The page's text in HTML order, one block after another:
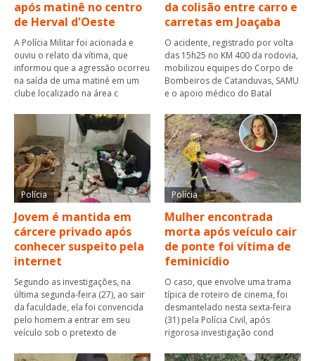
após matinê no centro
de Herval d'Oeste
A Polícia Militar foi acionada e
ouviu o relato da vítima, que
informou que a agressão ocorreu
na saída de uma matiné em um
clube localizado na área c
da colisão entre carro e
carretas em Joaçaba
O acidente, registrado por volta
das 15h25 no KM 400 da rodovia,
mobilizou equipes do Corpo de
Bombeiros de Catanduvas, SAMU
e o apoio médico do Batal
Polícia
Jovem é mantida em
cárcere privado após
conhecer suspeito pela
internet
Segundo as investigações, na
última segunda-feira (27), ao sair
da faculdade, ela foi convencida
pelo homem a entrar em seu
veículo sob o pretexto de
Polícia
Mulher encontrada
morta após veículo cair
de ponte foi vítima de
feminicídio
O caso, que envolve uma trama
típica de roteiro de cinema, foi
desmantelado nesta sexta-feira
(31) pela Polícia Civil, após
rigorosa investigação cond